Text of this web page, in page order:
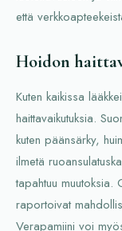
että
Hoidon
Kuten kaikissa
haittavaikutuksia.
kuten päänsärky,
ilmetä
tapahtuu muutoksia.
raportoivat
Verapamiini voi